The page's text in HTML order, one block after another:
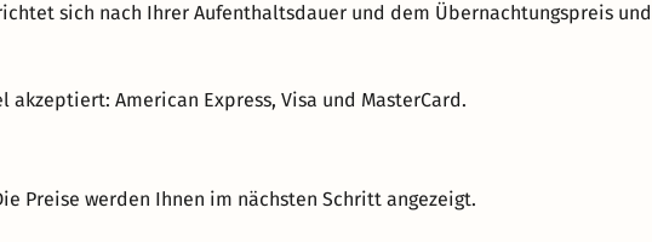
sich nach Ihrer Aufenthaltsdauer und dem Übernachtungspreis und
American Express, Visa und MasterCard.
Preise werden Ihnen im nächsten Schritt angezeigt.